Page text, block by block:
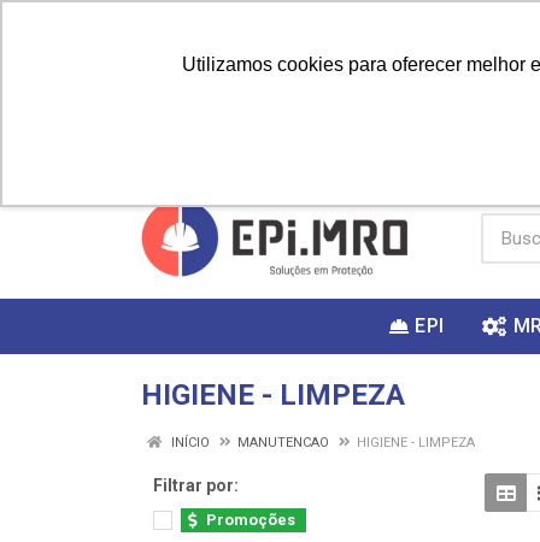
Utilizamos cookies para oferecer melhor
EPI
HIGIENE - LIMPEZA
INÍCIO MANUTENCAO HIGIENE - LIMPEZA
Filtrar por:
Promoções